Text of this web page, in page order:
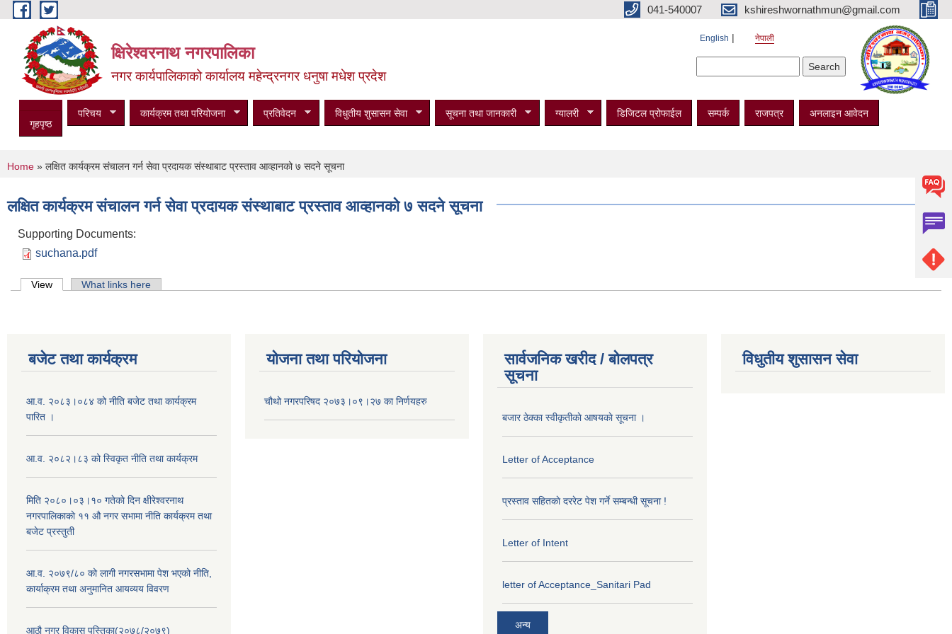
Skip to main content 041-540007 kshireshwornathmun@gmail.com
क्षिरेश्वरनाथ नगरपालिका
नगर कार्यपालिकाको कार्यालय महेन्द्रनगर धनुषा मधेश प्रदेश
English नेपाली
गृहपृष्ठ
परिचय कार्यक्रम तथा परियोजना प्रतिवेदन विधुतीय शुसासन सेवा सूचना तथा जानकारी ग्यालरी डिजिटल प्रोफाईल सम्पर्क राजपत्र अनलाइन आवेदन
You are here
Home » लक्षित कार्यक्रम संचालन गर्न सेवा प्रदायक संस्थाबाट प्रस्ताव आव्हानको ७ सदने सूचना
लक्षित कार्यक्रम संचालन गर्न सेवा प्रदायक संस्थाबाट प्रस्ताव आव्हानको ७ सदने सूचना
Supporting Documents:
suchana.pdf
Primary tabs
View (active tab)What links here
बजेट तथा कार्यक्रम
आ.व. २०८३।०८४ को नीति बजेट तथा कार्यक्रम
पारित ।
आ.व. २०८२।८३ को स्विकृत नीति तथा कार्यक्रम
मिति २०८०।०३।१० गतेकाे दिन क्षीरेश्वरनाथ
नगरपालिकाकाे ११ ‍औ नगर सभामा नीति कार्यक्रम तथा
बजेट प्रस्तुती
आ.व. २०७९/८० को लागी नगरसभामा पेश भएको नीति,
कार्याक्रम तथा अनुमानित आयव्यय विवरण
आठौ नगर विकास पुस्तिका(२०७८/२०७९)
योजना तथा परियोजना
चौथो नगरपरिषद २०७३।०९।२७ का निर्णयहरु
सार्वजनिक खरीद / बोलपत्र
सूचना
बजार ठेक्का स्वीकृतीकाे आषयकाे सूचना ।
Letter of Acceptance
प्रस्ताव सहितकाे दररेट पेश गर्ने सम्बन्धी सूचना !
Letter of Intent
letter of Acceptance_Sanitari Pad
अन्य
विधुतीय शुसासन सेवा